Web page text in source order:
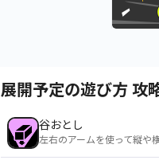
展開予定の遊び方 攻
谷おとし
左右のアームを使って縦や